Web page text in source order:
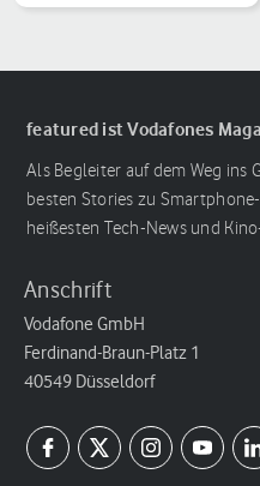
featured ist Vodafones
Als Begleiter auf dem Weg ins
besten Stories zu
heißesten Tech-News und
Anschrift
Vodafone GmbH
Ferdinand-Braun-Platz 1
40549 Düsseldorf